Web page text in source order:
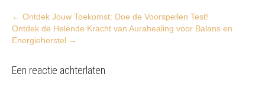
Post
navigation
← Ontdek Jouw Toekomst: Doe de Voorspellen Test!
Ontdek de Helende Kracht van Aurahealing voor Balans en
Energieherstel →
Een reactie achterlaten